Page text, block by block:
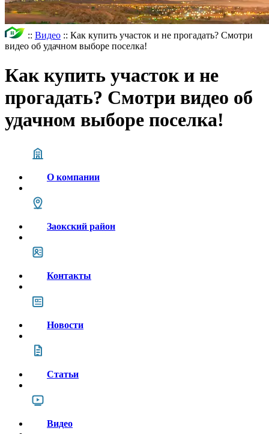
:: Видео :: Как купить участок и не прогадать? Смотри
видео об удачном выборе поселка!
Как купить участок и не
прогадать? Смотри видео об
удачном выборе поселка!
О компании
Заокский район
Контакты
Новости
Статьи
Видео